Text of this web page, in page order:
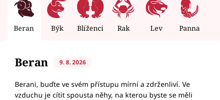
Beran Býk Blíženci Rak Lev Panna
Beran 9. 8. 2026
Berani, buďte ve svém přístupu mírní a zdrženliví. Ve
vzduchu je cítit spousta něhy, na kterou byste se měli